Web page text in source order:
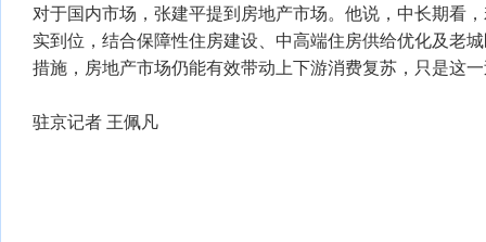
对于国内市场，张建平提到房地产市场。他说，中长期看
实到位，结合保障性住房建设、中高端住房供给优化及老
措施，房地产市场仍能有效带动上下游消费复苏，只是这
驻京记者 王佩凡